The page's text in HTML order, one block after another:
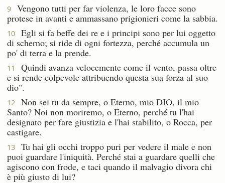
9
Vengono tutti per far violenza, le loro facce sono
protese in avanti e ammassano prigionieri come la sabbia.
10
Egli si fa beffe dei re e i principi sono per lui oggetto
di scherno; si ride di ogni fortezza, perché accumula un
po' di terra e la prende.
11
Quindi avanza velocemente come il vento, passa oltre
e si rende colpevole attribuendo questa sua forza al suo
dio".
12
Non sei tu da sempre, o Eterno, mio DIO, il mio
Santo? Noi non moriremo, o Eterno, perché tu l'hai
designato per fare giustizia e l'hai stabilito, o Rocca, per
castigare.
13
Tu hai gli occhi troppo puri per vedere il male e non
puoi guardare l'iniquità. Perché stai a guardare quelli che
agiscono con frode, e taci quando il malvagio divora chi
è più giusto di lui?